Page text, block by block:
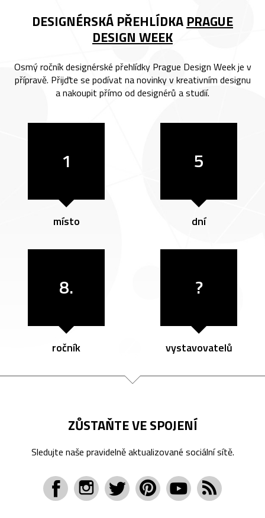
DESIGNÉRSKÁ PŘEHLÍDKA PRAGUE
DESIGN WEEK
Osmý ročník designérské přehlídky Prague Design Week je v
přípravě. Přijďte se podívat na novinky v kreativním designu
a nakoupit přímo od designérů a studií.
1
místo
5
dní
8.
ročník
?
vystavovatelů
ZŮSTAŇTE VE SPOJENÍ
Sledujte naše pravidelně aktualizované sociální sítě.